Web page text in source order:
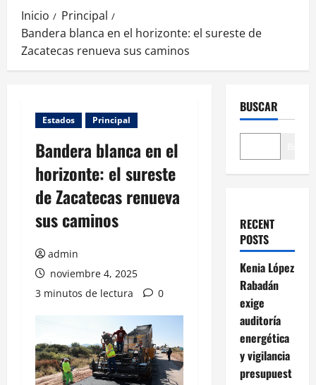
Inicio
Principal
Bandera blanca en el horizonte: el sureste de
Zacatecas renueva sus caminos
Estados Principal
Bandera blanca en el
horizonte: el sureste
de Zacatecas renueva
sus caminos
admin
noviembre 4, 2025
3 minutos de lectura
0
BUSCAR
RECENT
POSTS
Kenia López
Rabadán
exige
auditoría
energética
y vigilancia
presupuest